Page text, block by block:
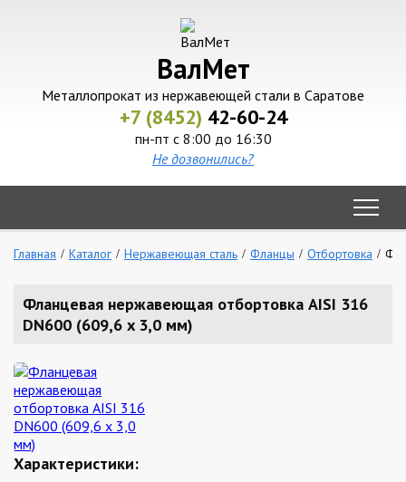
ВалМет
Металлопрокат из нержавеющей стали в Саратове
+7 (8452) 42-60-24
пн-пт с 8:00 до 16:30
Не дозвонились?
Главная Каталог Нержавеющая сталь Фланцы Отбортовка
Фланцевая нержавеющая отбортовка AISI 316
DN600 (609,6 x 3,0 мм)
Характеристики: